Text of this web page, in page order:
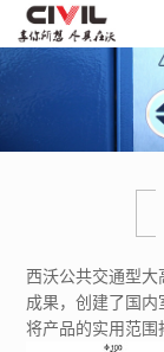
西沃公共交通型
成果，创建了国内
将产品的实用范围